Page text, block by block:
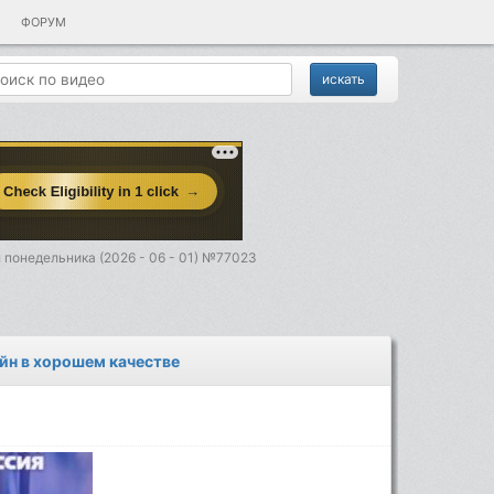
ФОРУМ
понедельника (2026 - 06 - 01) №77023
в хорошем качестве